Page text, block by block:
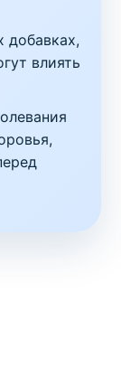
добавках,
влиять